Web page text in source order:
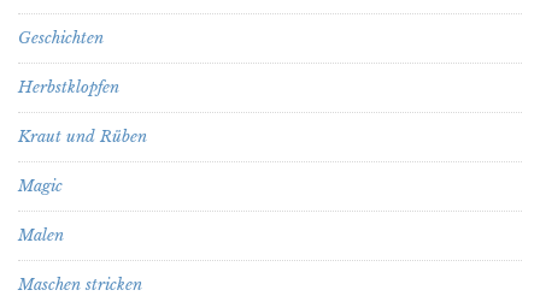
Geschichten
Herbstklopfen
Kraut und Rüben
Magic
Malen
Maschen stricken